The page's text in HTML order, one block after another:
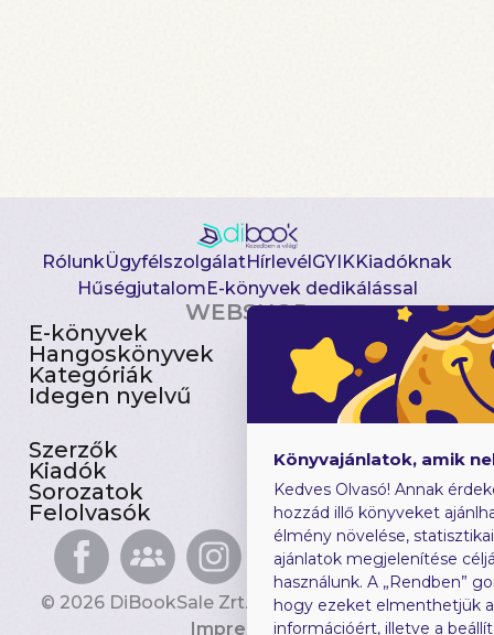
RólunkÜgyfélszolgálatHírlevélGYIKKiadóknak
HűségjutalomE-könyvek dedikálással
WEBSHOP
E-könyvek
Hangoskönyvek
Kategóriák
Idegen nyelvű
Csomagajánlatok
Akciósak
Előjegyezhetők
Újdonságok
Szerzők
Kiadók
Sorozatok
Felolvasók
Gyerekkönyvek
Heti toplista
Ajándékutalvány
Blog
© 2026 DiBookSale Zrt. Minden jog fenntartva.
Impresszum
Könyvajánlatok, amik
Kedves Olvasó! Annak
hozzád illő könyveket
élmény növelése,
ajánlatok megjelenítése
használunk. A „Rendben”
hogy ezeket elmenthetjük
információért, illetve a